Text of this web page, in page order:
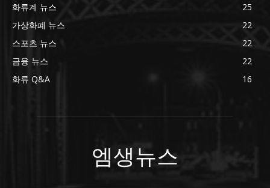
화류계 뉴스
25
가상화폐 뉴스
22
스포츠 뉴스
22
금융 뉴스
22
화류 Q&A
16
엠생뉴스